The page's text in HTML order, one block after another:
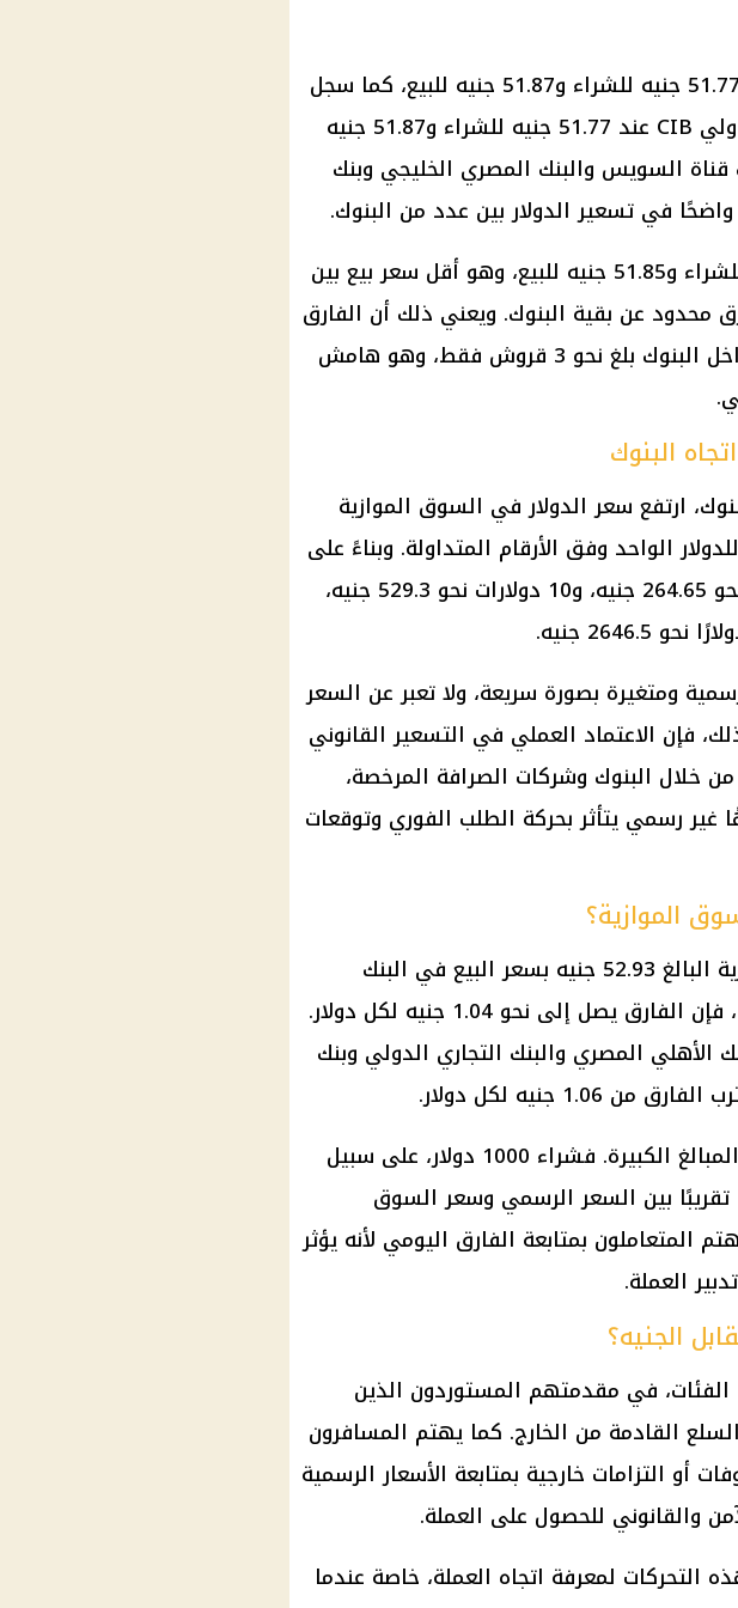
في بنك الإسكندرية 51.77 جنيه للشراء و51.87 جنيه للبيع، كما سجل
CIB عند 51.77 جنيه للشراء و51.87 جنيه
السويس والبنك المصري الخليجي وبنك
واضحًا في تسعير الدولاربين عدد من البنوك.
محدود عن بقية البنوك. ويعني ذلك أن الفارق
بين أقل سعر بيع وأعلى سعر بيع داخل البنوك بلغ نحو 3 قروش فقط، وهو هامش
البنوك
ارتفع سعر الدولار في السوق الموازية
ليسجل 52.93 جنيه للدولار الواحد وفق الأرقام المتداولة. وبناءً على
هذا السعر، بلغت قيمة 5 دولارات نحو 264.65 جنيه، و10 دولارات نحو 529.3 جنيه،
ومتغيرة بصورة سريعة، ولا تعبر عن السعر
فإن الاعتماد العملي في التسعير القانوني
خلال البنوك وشركات الصرافة المرخصة،
غير رسمي يتأثر بحركة الطلب الفوري وتوقعات
الموازية؟
البالغ 52.93 جنيه بسعر البيع في
البنك
دولار.
الأهلي المصري والبنك التجاري الدولي وبنك
دولار.
الكبيرة. فشراء 1000
دولار، على سبيل
تقريبًا بين السعر الرسمي وسعر السوق
المتعاملون بمتابعة الفارق اليومي لأنه يؤثر
العملة.
الجنيه؟
في مقدمتهم المستوردون الذين
القادمة من الخارج. كما يهتم المسافرون
أو التزامات خارجية بمتابعة الأسعار الرسمية
والقانوني للحصول على العملة.
التحركات لمعرفة اتجاه العملة، خاصة عندما